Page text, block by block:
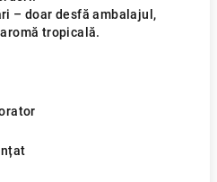
– doar desfă ambalajul,
tropicală.